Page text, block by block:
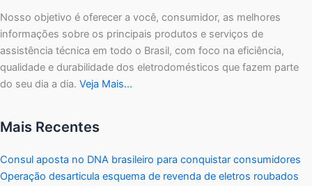
Nosso objetivo é oferecer a você, consumidor, as melhores
informações sobre os principais produtos e serviços de
assistência técnica em todo o Brasil, com foco na eficiência,
qualidade e durabilidade dos eletrodomésticos que fazem parte
do seu dia a dia. Veja Mais…
Mais Recentes
Consul aposta no DNA brasileiro para conquistar consumidores
Operação desarticula esquema de revenda de eletros roubados